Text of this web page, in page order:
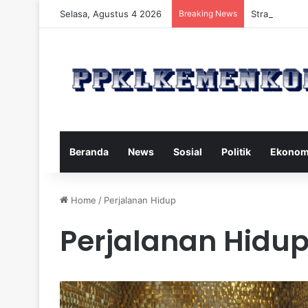
Selasa, Agustus 4 2026 Breaking News Strategi
Beranda News Sosial Politik
Home / Perjalanan Hidup
Perjalanan